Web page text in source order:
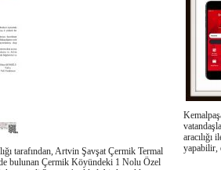
tarafından, Artvin Şavşat Çermik Termal
bulunan Çermik Köyündeki 1 Nolu Özel
aracılığı
yapabilir,